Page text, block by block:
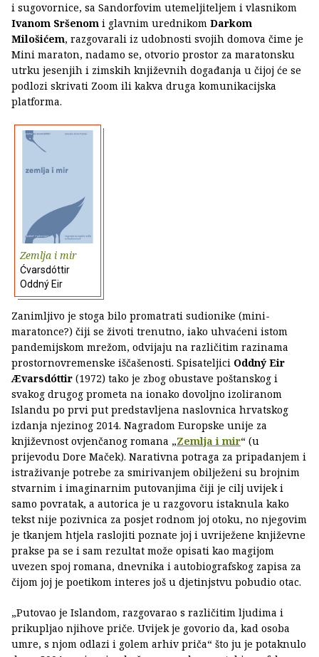
i sugovornice, sa Sandorfovim utemeljiteljem i vlasnikom
Ivanom Sršenom i glavnim urednikom Darkom
Milošićem, razgovarali iz udobnosti svojih domova čime je
Mini maraton, nadamo se, otvorio prostor za maratonsku
utrku jesenjih i zimskih književnih događanja u čijoj će se
podlozi skrivati Zoom ili kakva druga komunikacijska
platforma.
Zemlja i mir
Ćvarsdóttir
Oddný Eir
Zanimljivo je stoga bilo promatrati sudionike (mini-
maratonce?) čiji se životi trenutno, iako uhvaćeni istom
pandemijskom mrežom, odvijaju na različitim razinama
prostornovremenske iščašenosti. Spisateljici Oddný Eir
Ævarsdóttir (1972) tako je zbog obustave poštanskog i
svakog drugog prometa na ionako dovoljno izoliranom
Islandu po prvi put predstavljena naslovnica hrvatskog
izdanja njezinog 2014. Nagradom Europske unije za
književnost ovjenčanog romana „Zemlja i mir“ (u
prijevodu Dore Maček). Narativna potraga za pripadanjem i
istraživanje potrebe za smirivanjem obilježeni su brojnim
stvarnim i imaginarnim putovanjima čiji je cilj uvijek i
samo povratak, a autorica je u razgovoru istaknula kako
tekst nije pozivnica za posjet rodnom joj otoku, no njegovim
je tkanjem htjela raslojiti poznate joj i uvriježene književne
prakse pa se i sam rezultat može opisati kao magijom
uvezen spoj romana, dnevnika i autobiografskog zapisa za
čijom joj je poetikom interes još u djetinjstvu pobudio otac.
„Putovao je Islandom, razgovarao s različitim ljudima i
prikupljao njihove priče. Uvijek je govorio da, kad osoba
umre, s njom odlazi i golem arhiv priča“ što ju je potaknulo